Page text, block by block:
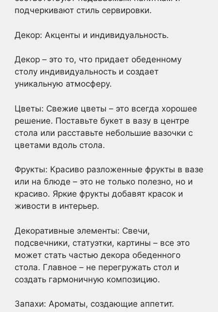
подчеркивают стиль сервировки.
Декор: Акценты и индивидуальность.
Декор – это то, что придает обеденному
столу индивидуальность и создает
уникальную атмосферу.
Цветы: Свежие цветы – это всегда хорошее
решение. Поставьте букет в вазу в центре
стола или расставьте небольшие вазочки с
цветами вдоль стола.
Фрукты: Красиво разложенные фрукты в вазе
или на блюде – это не только полезно, но и
красиво. Яркие фрукты добавят красок и
живости в интерьер.
Декоративные элементы: Свечи,
подсвечники, статуэтки, картины – все это
может стать частью декора обеденного
стола. Главное – не перегружать стол и
создать гармоничную композицию.
Запахи: Ароматы, создающие аппетит.